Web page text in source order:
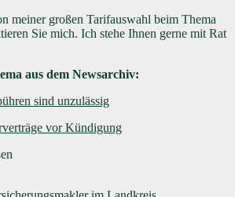
meiner großen Tarifauswahl beim Thema
Sie mich. Ich stehe Ihnen gerne mit Rat
aus dem Newsarchiv:
sind unzulässig
vor Kündigung